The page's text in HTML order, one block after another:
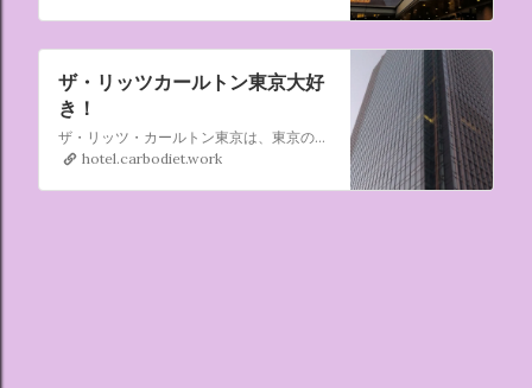
ザ・リッツカールトン東京大好
き！
ザ・リッツ・カールトン東京は、東京の六本木に位置する複合施設「東京ミッドタウン」のミッドタウン・タワー最上層部を占める最高級のラグジュアリーホテルです。 地上200メートルを超える高さからの壮大な景色と、東洋と西洋の美意識が融合した洗練された空間、そして世界最高水準のホスピタリティが特徴です。
hotel.carbodiet.work